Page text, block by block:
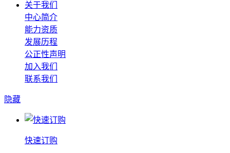
关于我们
中心简介
能力资质
发展历程
公正性声明
加入我们
联系我们
隐藏
快速订购